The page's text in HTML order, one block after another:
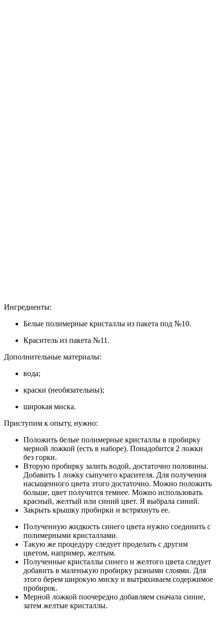
Ингредиенты:
Белые полимерные кристаллы из пакета под №10.
Краситель из пакета №11.
Дополнительные материалы:
вода;
краски (необязательны);
широкая миска.
Приступим к опыту, нужно:
Положить белые полимерные кристаллы в пробирку
мерной ложкой (есть в наборе). Понадобится 2 ложки
без горки.
Вторую пробирку залить водой, достаточно половины.
Добавить 1 ложку сыпучего красителя. Для получения
насыщенного цвета этого достаточно. Можно положить
больше, цвет получится темнее. Можно использовать
красный, желтый или синий цвет. Я выбрала синий.
Закрыть крышку пробирки и встряхнуть ее.
Полученную жидкость синего цвета нужно соединить с
полимерными кристаллами.
Такую же процедуру следует проделать с другим
цветом, например, желтым.
Полученные кристаллы синего и желтого цвета следует
добавить в маленькую пробирку разными слоями. Для
этого берем широкую миску и вытряхиваем содержимое
пробирок.
Мерной ложкой поочередно добавляем сначала синие,
затем желтые кристаллы.